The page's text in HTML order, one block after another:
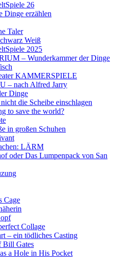
26
Dinge erzählen
Taler
Weiß
2025
– Wunderkammer der Dinge
KAMMERSPIELE
– nach Alfred Jarry
Dinge
die Scheibe einschlagen
to save the world?
in großen Schuhen
LÄRM
oder Das Lumpenpack von San
Cage
Collage
– ein tödliches Casting
Bill Gates
a Hole in His Pocket